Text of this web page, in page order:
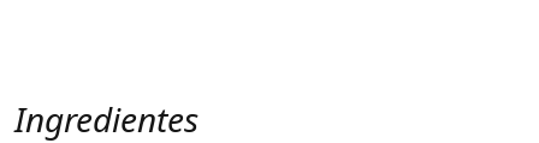
Ingredientes